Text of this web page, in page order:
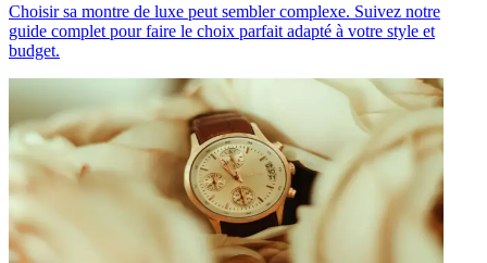
Choisir sa montre de luxe peut sembler complexe. Suivez notre
guide complet pour faire le choix parfait adapté à votre style et
budget.